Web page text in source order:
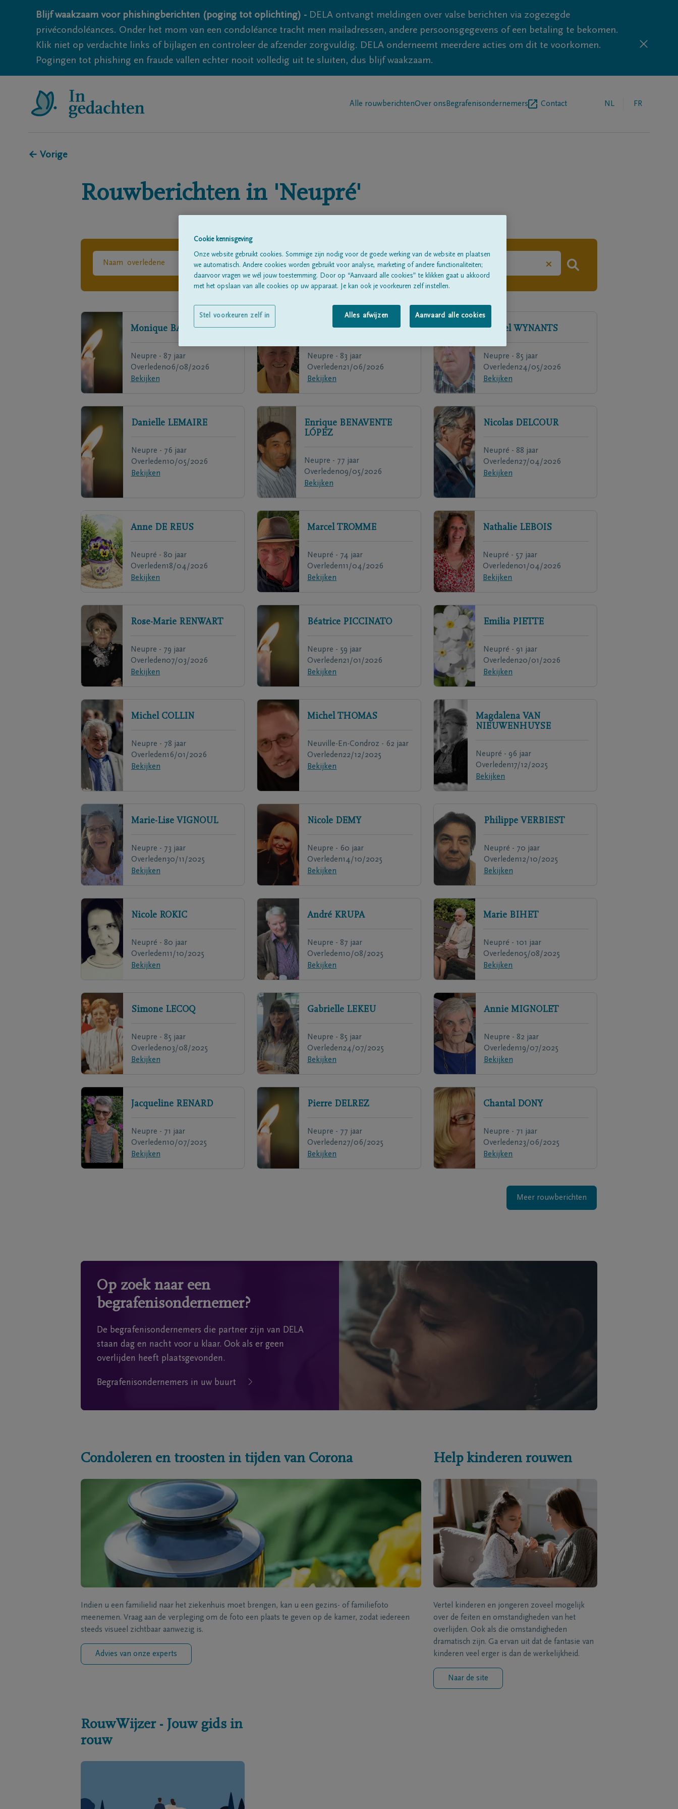
Blijf waakzaam voor phishingberichten (poging tot oplichting) - DELA ontvangt meldingen over valse berichten via zogezegde
privécondoléances. Onder het mom van een condoléance tracht men mailadressen, andere persoonsgegevens of een betaling te bekomen.
Klik niet op verdachte links of bijlagen en controleer de afzender zorgvuldig. DELA onderneemt meerdere acties om dit te voorkomen.
Pogingen tot phishing en fraude vallen echter nooit volledig uit te sluiten, dus blijf waakzaam.
Alle rouwberichtenOver ons Begrafenisondernemers Contact NL FR
← Vorige
Rouwberichten in 'Neupré'
×
Monique BADA
Neupre - 87 jaar
Overleden06/08/2026
Bekijken
Danielle PIROTTE
Neupre - 83 jaar
Overleden21/06/2026
Bekijken
Michel WYNANTS
Neupre - 85 jaar
Overleden24/05/2026
Bekijken
Danielle LEMAIRE
Neupre - 76 jaar
Overleden10/05/2026
Bekijken
Enrique BENAVENTE
LÓPEZ
Neupre - 77 jaar
Overleden09/05/2026
Bekijken
Nicolas DELCOUR
Neupré - 88 jaar
Overleden27/04/2026
Bekijken
Anne DE REUS
Neupré - 80 jaar
Overleden18/04/2026
Bekijken
Marcel TROMME
Neupré - 74 jaar
Overleden11/04/2026
Bekijken
Nathalie LEBOIS
Neupré - 57 jaar
Overleden01/04/2026
Bekijken
Rose-Marie RENWART
Neupre - 79 jaar
Overleden07/03/2026
Bekijken
Béatrice PICCINATO
Neupre - 59 jaar
Overleden21/01/2026
Bekijken
Emilia PIETTE
Neupré - 91 jaar
Overleden20/01/2026
Bekijken
Michel COLLIN
Neupre - 78 jaar
Overleden16/01/2026
Bekijken
Michel THOMAS
Neuville-En-Condroz - 62 jaar
Overleden22/12/2025
Bekijken
Magdalena VAN
NIEUWENHUYSE
Neupré - 96 jaar
Overleden17/12/2025
Bekijken
Marie-Lise VIGNOUL
Neupre - 73 jaar
Overleden30/11/2025
Bekijken
Nicole DEMY
Neupre - 60 jaar
Overleden14/10/2025
Bekijken
Philippe VERBIEST
Neupré - 70 jaar
Overleden12/10/2025
Bekijken
Nicole ROKIC
Neupré - 80 jaar
Overleden11/10/2025
Bekijken
André KRUPA
Neupre - 87 jaar
Overleden10/08/2025
Bekijken
Marie BIHET
Neupré - 101 jaar
Overleden05/08/2025
Bekijken
Simone LECOQ
Neupre - 85 jaar
Overleden03/08/2025
Bekijken
Gabrielle LEKEU
Neupre - 85 jaar
Overleden24/07/2025
Bekijken
Annie MIGNOLET
Neupre - 82 jaar
Overleden19/07/2025
Bekijken
Jacqueline RENARD
Neupre - 71 jaar
Overleden10/07/2025
Bekijken
Pierre DELREZ
Neupre - 77 jaar
Overleden27/06/2025
Bekijken
Chantal DONY
Neupre - 71 jaar
Overleden23/06/2025
Bekijken
Meer rouwberichten
Op zoek naar een
begrafenisondernemer?
De begrafenisondernemers die partner zijn van DELA
staan dag en nacht voor u klaar. Ook als er geen
overlijden heeft plaatsgevonden.
Begrafenisondernemers in uw buurt
Condoleren en troosten in tijden van Corona
Indien u een familielid naar het ziekenhuis moet brengen, kan u een gezins- of familiefoto
meenemen. Vraag aan de verpleging om de foto een plaats te geven op de kamer, zodat iedereen
steeds visueel zichtbaar aanwezig is.
Advies van onze experts
Help kinderen rouwen
Vertel kinderen en jongeren zoveel mogelijk
over de feiten en omstandigheden van het
overlijden. Ook als die omstandigheden
dramatisch zijn. Ga ervan uit dat de fantasie van
kinderen veel erger is dan de werkelijkheid.
Naar de site
RouwWijzer - Jouw gids in
rouw
Cookie kennisgeving
Onze website gebruikt cookies. Sommige zijn nodig voor de goede werking van de website en plaatsen
we automatisch. Andere cookies worden gebruikt voor analyse, marketing of andere functionaliteiten;
daarvoor vragen we wél jouw toestemming. Door op “Aanvaard alle cookies” te klikken gaat u akkoord
met het opslaan van alle cookies op uw apparaat. Je kan ook je voorkeuren zelf instellen.
Alles afwijzen Aanvaard alle cookies
Stel voorkeuren zelf in